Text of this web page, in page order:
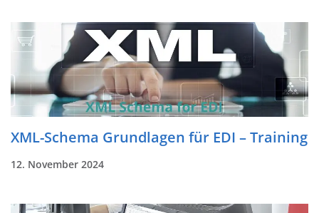
XML-Schema Grundlagen für EDI – Training
12. November 2024